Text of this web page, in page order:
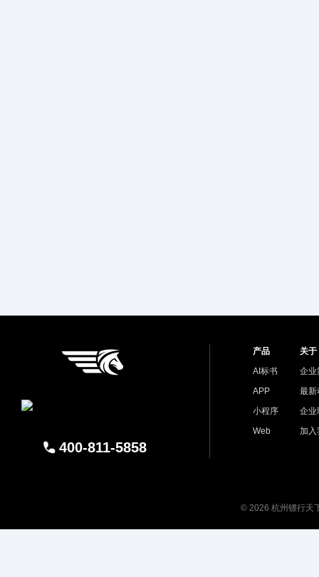
400-811-5858
产品
AI标书
APP
小程序
Web
关于
企业
最新
企业
加入
© 2026 杭州镖行天